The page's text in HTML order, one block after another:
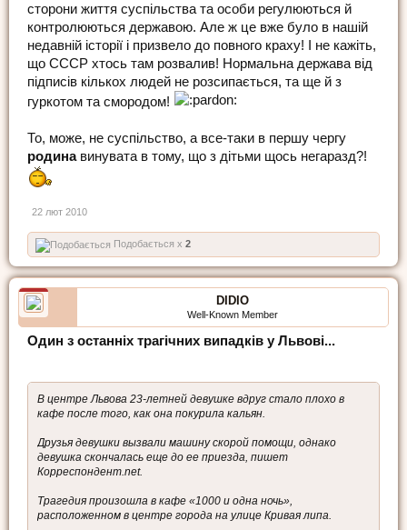
сторони життя суспільства та особи регулюються й
контролюються державою. Але ж це вже було в нашій
недавній історії і призвело до повного краху! І не кажіть,
що СССР хтось там розвалив! Нормальна держава від
підписів кількох людей не розсипається, та ще й з
гуркотом та смородом!
То, може, не суспільство, а все-таки в першу чергу
родинавинувата в тому, що з дітьми щось негаразд?!
22 лют 2010
Подобається x 2
DIDIO
Well-Known Member
Один з останніх трагічних випадків у Львові...
В центре Львова 23-летней девушке вдруг стало плохо в
кафе после того, как она покурила кальян.
Друзья девушки вызвали машину скорой помощи, однако
девушка скончалась еще до ее приезда, пишет
Корреспондент.net.
Трагедия произошла в кафе «1000 и одна ночь»,
расположенном в центре города на улице Кривая липа.